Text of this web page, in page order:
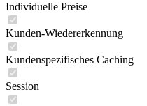
Individuelle Preise
Kunden-Wiedererkennung
Kundenspezifisches Caching
Session